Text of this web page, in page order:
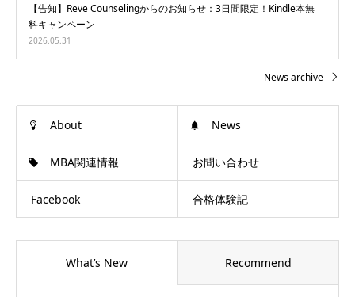
【告知】Reve Counselingからのお知らせ：3日間限定！Kindle本無
料キャンペーン
2026.05.31
News archive
About News
MBA関連情報 お問い合わせ
Facebook 合格体験記
What’s New Recommend